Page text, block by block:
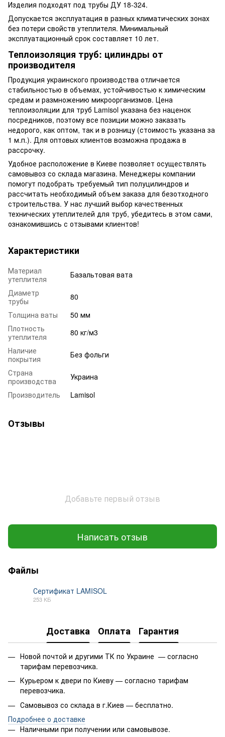
Изделия подходят под трубы ДУ 18-324.
Допускается эксплуатация в разных климатических зонах
без потери свойств утеплителя. Минимальный
эксплуатационный срок составляет 10 лет.
Теплоизоляция труб: цилиндры от
производителя
Продукция украинского производства отличается
стабильностью в объемах, устойчивостью к химическим
средам и размножению микроорганизмов. Цена
теплоизоляции для труб Lamisol указана без наценок
посредников, поэтому все позиции можно заказать
недорого, как оптом, так и в розницу (стоимость указана за
1 м.п.). Для оптовых клиентов возможна продажа в
рассрочку.
Удобное расположение в Киеве позволяет осуществлять
самовывоз со склада магазина. Менеджеры компании
помогут подобрать требуемый тип полуцилиндров и
рассчитать необходимый объем заказа для безотходного
строительства. У нас лучший выбор качественных
технических утеплителей для труб, убедитесь в этом сами,
ознакомившись с отзывами клиентов!
Характеристики
Материал
утеплителя
Базальтовая вата
Диаметр
трубы
80
Толщина ваты
50 мм
Плотность
утеплителя
80 кг/м3
Наличие
покрытия
Без фольги
Страна
производства
Украина
Производитель
Lamisol
Отзывы
Добавьте первый отзыв
Написать отзыв
Файлы
Сертификат LAMISOL
253 КБ
Доставка Оплата Гарантия
Новой почтой и другими ТК по Украине — согласно
тарифам перевозчика.
Курьером к двери по Киеву — согласно тарифам
перевозчика.
Самовывоз со склада в г.Киев — бесплатно.
Подробнее о доставке
Наличными при получении или самовывозе.